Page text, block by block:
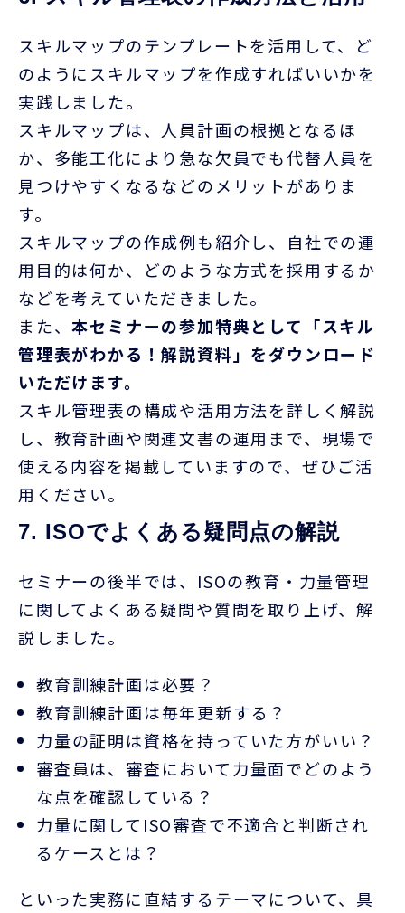
スキルマップのテンプレートを活用して、ど
のようにスキルマップを作成すればいいかを
実践しました。
スキルマップは、人員計画の根拠となるほ
か、多能工化により急な欠員でも代替人員を
見つけやすくなるなどのメリットがありま
す。
スキルマップの作成例も紹介し、自社での運
用目的は何か、どのような方式を採用するか
などを考えていただきました。
また、本セミナーの参加特典として「スキル
管理表がわかる！解説資料」をダウンロード
いただけます。
スキル管理表の構成や活用方法を詳しく解説
し、教育計画や関連文書の運用まで、現場で
使える内容を掲載していますので、ぜひご活
用ください。
7. ISOでよくある疑問点の解説
セミナーの後半では、 ISOの教育・力量管理
に関してよくある疑問や質問を取り上げ、解
説しました。
教育訓練計画は必要？
教育訓練計画は毎年更新する？
力量の証明は資格を持っていた方がいい？
審査員は、審査において力量面でどのよう
な点を確認している？
力量に関して ISO審査で不適合と判断され
るケースとは？
といった実務に直結するテーマについて、具